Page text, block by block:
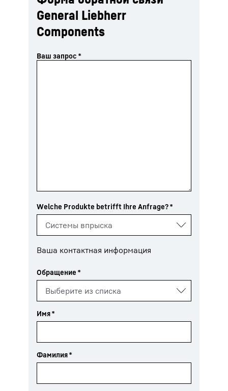
General Liebherr
Components
Ваш запрос *
Welche Produkte betrifft Ihre Anfrage?*
Ваша контактная информация
Обращение *
Имя*
Фамилия*